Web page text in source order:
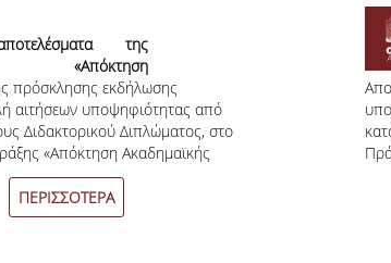
της
«Απόκτηση
Εμπειρίας
Κατόχους
2020 – 2021 στο
Αθηνών»
πρόσκλησης εκδήλωσης
αιτήσεων υποψηφιότητας από
Διδακτορικού Διπλώματος, στο
«Απόκτηση Ακαδημαϊκής
Επιστήμονες Κατόχους
Οικονομικό Πανεπιστήμιο
ΠΕΡΙΣΣΟΤΕΡΑ